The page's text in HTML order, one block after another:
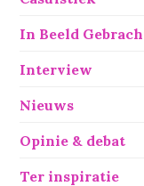
In Beeld
Interview
Nieuws
Opinie & debat
Ter inspiratie